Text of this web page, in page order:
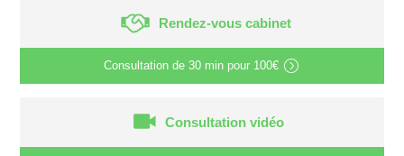
Rendez-vous cabinet
Consultation de 30 min pour 100€
Consultation vidéo